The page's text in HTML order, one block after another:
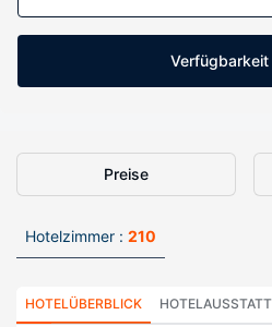
Preise
Hotelzimmer : 210
HOTELÜBERBLICK